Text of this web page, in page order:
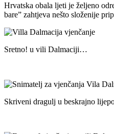
Hrvatska obala ljeti je željeno
bare” zahtjeva nešto složenije
Sretno! u vili Dalmaciji…
Skriveni dragulj u beskrajno